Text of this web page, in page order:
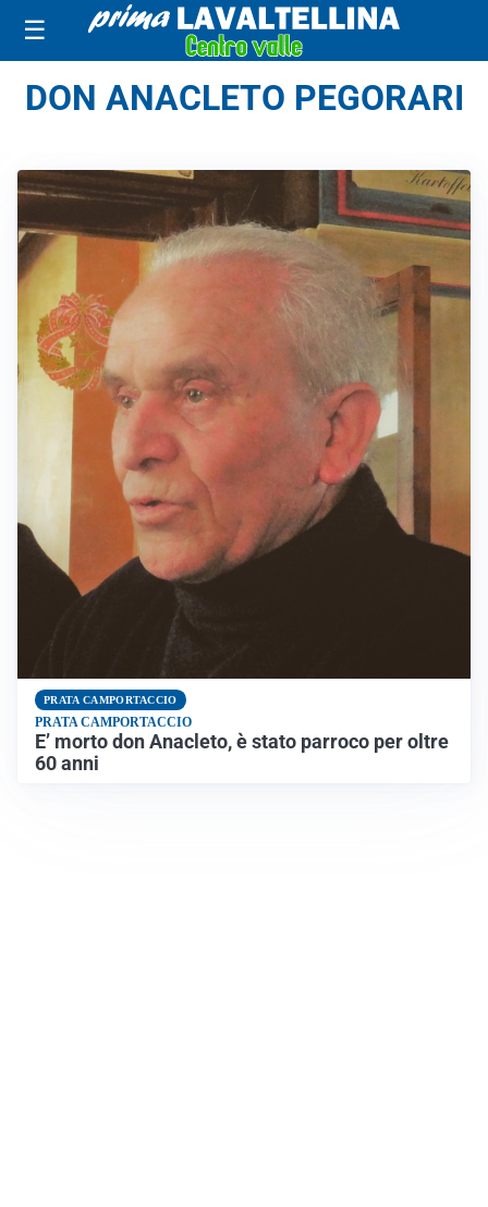
☰
DON ANACLETO PEGORARI
PRATA CAMPORTACCIO
PRATA CAMPORTACCIO
E’ morto don Anacleto, è stato parroco per oltre
60 anni